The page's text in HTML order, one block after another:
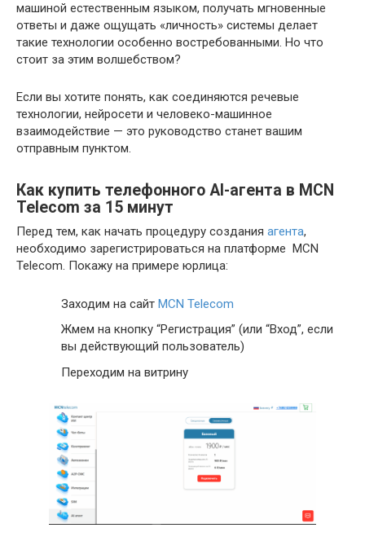
машиной естественным языком, получать мгновенные
ответы и даже ощущать «личность» системы делает
такие технологии особенно востребованными. Но что
стоит за этим волшебством?
Если вы хотите понять, как соединяются речевые
технологии, нейросети и человеко-машинное
взаимодействие — это руководство станет вашим
отправным пунктом.
Как купить телефонного AI-агента в MCN
Telecom за 15 минут
Перед тем, как начать процедуру создания агента,
необходимо зарегистрироваться на платформе MCN
Telecom. Покажу на примере юрлица:
Заходим на сайт MCN Telecom
Жмем на кнопку “Регистрация” (или “Вход”, если
вы действующий пользователь)
Переходим на витрину